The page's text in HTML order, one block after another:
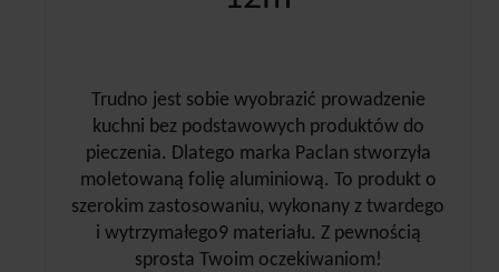
Trudno jest sobie wyobrazić prowadzenie
kuchni bez podstawowych produktów do
pieczenia. Dlatego marka Paclan stworzyła
moletowaną folię aluminiową. To produkt o
szerokim zastosowaniu, wykonany z twardego
i wytrzymałego9 materiału. Z pewnością
sprosta Twoim oczekiwaniom!